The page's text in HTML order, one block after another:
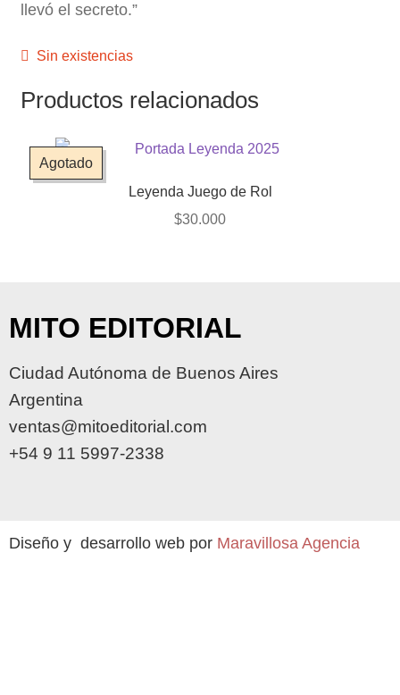
llevó el secreto.”
Sin existencias
Productos relacionados
Agotado
Leyenda Juego de Rol
$30.000
MITO EDITORIAL
Ciudad Autónoma de Buenos Aires
Argentina
ventas@mitoeditorial.com
+54 9 11 5997-2338
Diseño y desarrollo web por Maravillosa Agencia